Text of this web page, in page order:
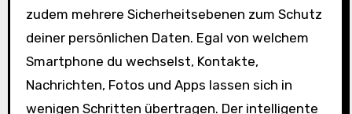
zudem mehrere Sicherheitsebenen zum Schutz
deiner persönlichen Daten. Egal von welchem
Smartphone du wechselst, Kontakte,
Nachrichten, Fotos und Apps lassen sich in
wenigen Schritten übertragen. Der intelligente